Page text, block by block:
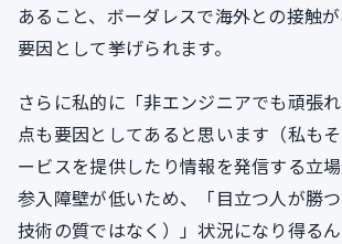
あること、ボーダレスで海外との接触
要因として挙げられます。
さらに私的に「非エンジニアでも頑張
点も要因としてあると思います（私も
ービスを提供したり情報を発信する立
参入障壁が低いため、「目立つ人が勝
技術の質ではなく）」状況になり得るん